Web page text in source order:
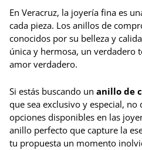
En Veracruz, la joyería fina es
cada pieza. Los anillos de
conocidos por su belleza y
única y hermosa, un verdadero
amor verdadero.
Si estás buscando un anillo de
que sea exclusivo y especial,
opciones disponibles en las
anillo perfecto que capture la
tu propuesta un momento